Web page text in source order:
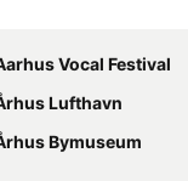
Vocal Festival
Lufthavn
Bymuseum